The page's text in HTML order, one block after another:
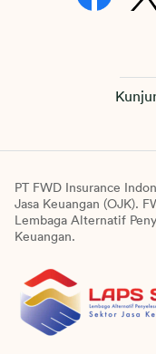
PT FWD Insurance
Jasa Keuangan (OJK).
Lembaga Alternatif
Keuangan.